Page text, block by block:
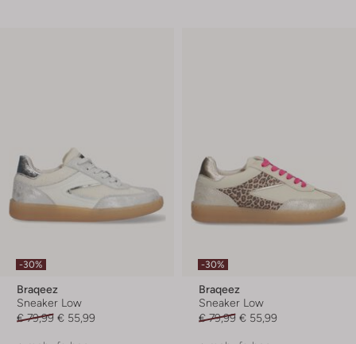
-30%
Braqeez
Sneaker Low
€ 79,99 € 55,99
-30%
Braqeez
Sneaker Low
€ 79,99 € 55,99